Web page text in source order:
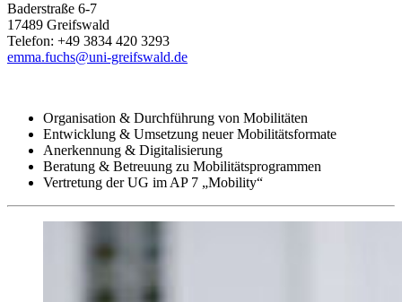
Baderstraße 6-7
17489 Greifswald
Telefon: +49 3834 420 3293
emma.fuchs@uni-greifswald.de
Organisation & Durchführung von Mobilitäten
Entwicklung & Umsetzung neuer Mobilitätsformate
Anerkennung & Digitalisierung
Beratung & Betreuung zu Mobilitätsprogrammen
Vertretung der UG im AP 7 „Mobility“